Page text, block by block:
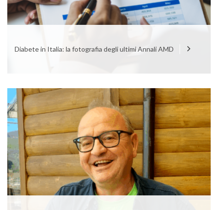
Diabete in Italia: la fotografia degli ultimi Annali AMD